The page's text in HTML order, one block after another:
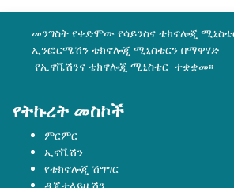
መንግስት የቀድሞው የሳይንስና ቴክኖሎጂ
ኢንፎርሜሽን ቴክኖሎጂ ሚኒስቴርን በማዋሃድ
የኢኖቬሽንና ቴክኖሎጂ ሚኒስቴር ተቋቋመ፡፡
የትኩረት መስኮች
ምርምር
ኢኖቬሽን
የቴክኖሎጂ ሽግግር